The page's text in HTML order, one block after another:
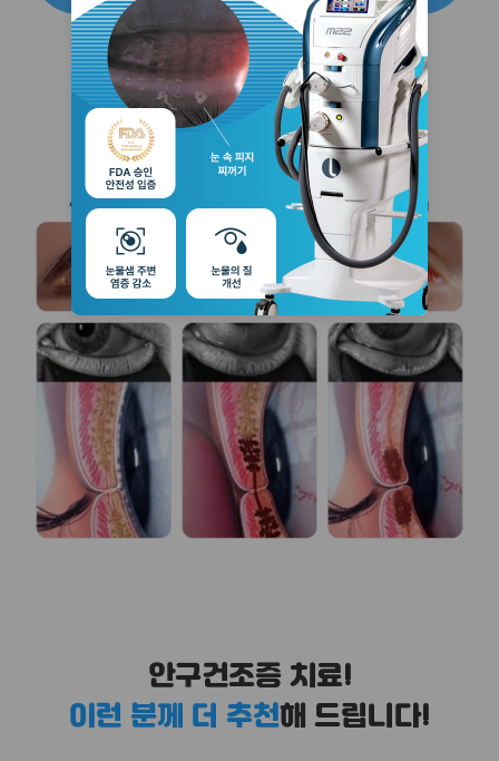
안구건조증 증상별 진행단계
안구건조증 치료!
이런 분께 더 추천해 드립니다!